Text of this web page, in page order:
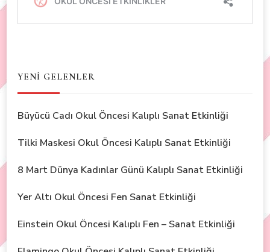
YENİ GELENLER
Büyücü Cadı Okul Öncesi Kalıplı Sanat Etkinliği
Tilki Maskesi Okul Öncesi Kalıplı Sanat Etkinliği
8 Mart Dünya Kadınlar Günü Kalıplı Sanat Etkinliği
Yer Altı Okul Öncesi Fen Sanat Etkinliği
Einstein Okul Öncesi Kalıplı Fen – Sanat Etkinliği